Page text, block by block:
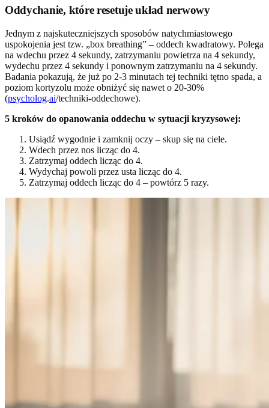
Oddychanie, które resetuje układ nerwowy
Jednym z najskuteczniejszych sposobów natychmiastowego
uspokojenia jest tzw. „box breathing” – oddech kwadratowy. Polega
na wdechu przez 4 sekundy, zatrzymaniu powietrza na 4 sekundy,
wydechu przez 4 sekundy i ponownym zatrzymaniu na 4 sekundy.
Badania pokazują, że już po 2-3 minutach tej techniki tętno spada, a
poziom kortyzolu może obniżyć się nawet o 20-30%
(psycholog.ai/techniki-oddechowe).
5 kroków do opanowania oddechu w sytuacji kryzysowej:
Usiądź wygodnie i zamknij oczy – skup się na ciele.
Wdech przez nos licząc do 4.
Zatrzymaj oddech licząc do 4.
Wydychaj powoli przez usta licząc do 4.
Zatrzymaj oddech licząc do 4 – powtórz 5 razy.